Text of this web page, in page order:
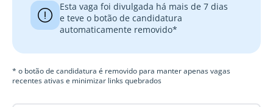
Esta vaga foi divulgada há mais de 7 dias
e teve o botão de candidatura
automaticamente removido*
* o botão de candidatura é removido para manter apenas vagas
recentes ativas e minimizar links quebrados